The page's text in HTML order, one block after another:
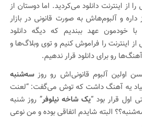
اینترنت دانلود می‌کردید. اما دوستان از
و آلبوم‌هاش به صورت قانونی در بازار
خودمون عهد ببندیم که دیگه دانلود
را فراموش کنیم و توی وبلاگ‌ها و
رو برای دانلود قرار ندهیم.
اولین آلبوم قانونی‌اش رو روز سه‌شنبه
یه آهنگ داشت که توش می‌گفت: “لعنت
اول قرار بود “یک شاخه نیلوفر” روز شنبه
البته شایدم اتفاقی بوده و من نوعی